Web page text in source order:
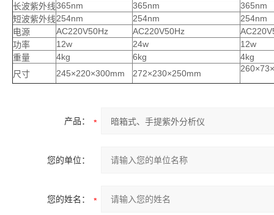
长波紫外线365nm 365nm
365nm
短波紫外线254nm 254nm
254nm
电源
AC220V50Hz AC220V50Hz
功率
12w 24w
12w
重量
4kg 6kg
4kg
尺寸
245×220×300mm 272×230×250mm
产品：
您的单位：
您的姓名：